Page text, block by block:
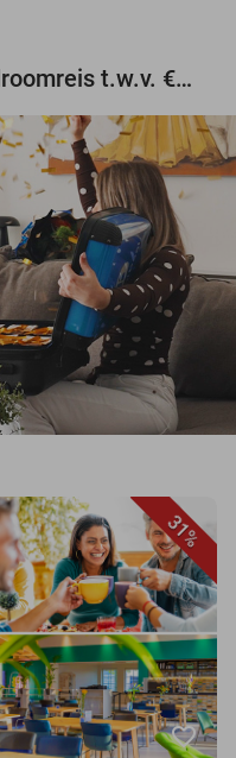
Maak gratis kans op een droomreis t.w.v. €3.000!
31%
favorite_border